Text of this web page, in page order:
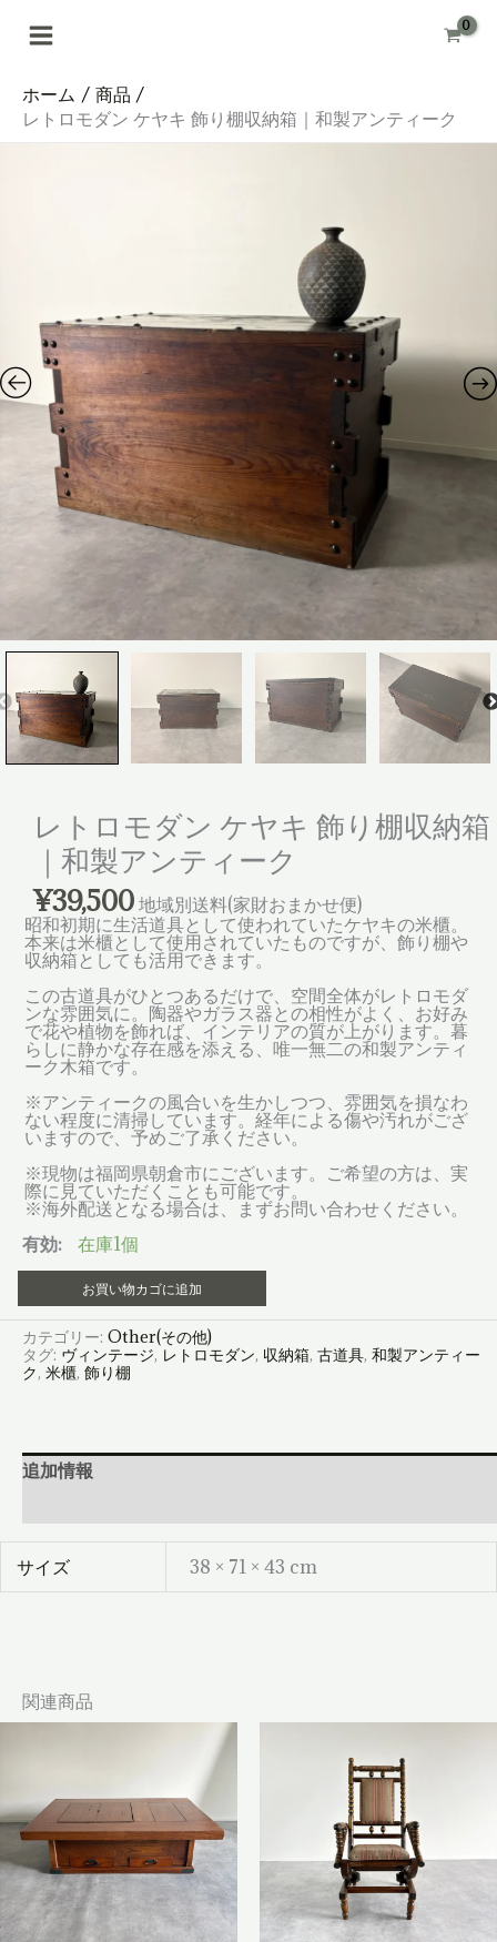
ホーム
商品
レトロモダン ケヤキ 飾り棚収納箱｜和製アンティーク
レトロモダン ケヤキ 飾り棚収納箱
｜和製アンティーク
¥39,500地域別送料(家財おまかせ便)
昭和初期に生活道具として使われていたケヤキの米櫃。
本来は米櫃として使用されていたものですが、飾り棚や
収納箱としても活用できます。
この古道具がひとつあるだけで、空間全体がレトロモダ
ンな雰囲気に。陶器やガラス器との相性がよく、お好み
で花や植物を飾れば、インテリアの質が上がります。暮
らしに静かな存在感を添える、唯一無二の和製アンティ
ーク木箱です。
※アンティークの風合いを生かしつつ、雰囲気を損なわ
ない程度に清掃しています。経年による傷や汚れがござ
いますので、予めご了承ください。
※現物は福岡県朝倉市にございます。ご希望の方は、実
際に見ていただくことも可能です。
※海外配送となる場合は、まずお問い合わせください。
有効:
在庫1個
ロ
｜
ア
お買い物カゴに追加
カテゴリー: Other(その他)
タグ: ヴィンテージ, レトロモダン, 収納箱, 古道具, 和製アンティー
ク, 米櫃, 飾り棚
追加情報
サイズ 38 × 71 × 43 cm
関連商品